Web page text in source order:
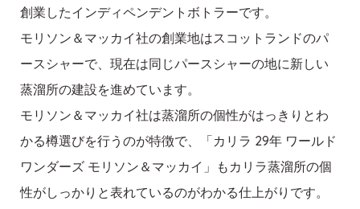
創業したインディペンデントボトラーです。
モリソン＆マッカイ社の創業地はスコットランドのパ
ースシャーで、現在は同じパースシャーの地に新しい
蒸溜所の建設を進めています。
モリソン＆マッカイ社は蒸溜所の個性がはっきりとわ
かる樽選びを行うのが特徴で、「カリラ 29年 ワールド
ワンダーズ モリソン＆マッカイ」もカリラ蒸溜所の個
性がしっかりと表れているのがわかる仕上がりです。